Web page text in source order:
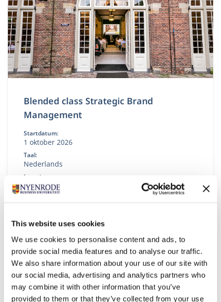
This website uses cookies
We use cookies to personalise content and ads, to
provide social media features and to analyse our traffic.
We also share information about your use of our site with
our social media, advertising and analytics partners who
may combine it with other information that you’ve
provided to them or that they’ve collected from your use
Blended class Strategic Brand
Management
Startdatum:
1 oktober 2026
Taal:
Nederlands
Locatie:
Breukelen
In dit programma benaderen we brand
instrument voor waardecreatie, besluitvorming en
volwassenheid, durf om keuzes te maken,
prioriteiten te stellen, te versnellen en intern te
verankeren.